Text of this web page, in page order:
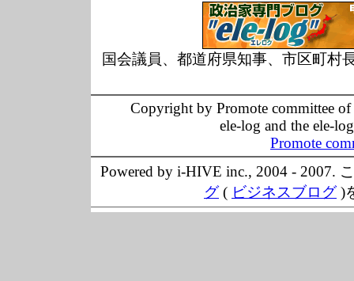
国会議員、都道府県知事、市区町村
Copyright by Promote committee
ele-log and the ele-
Promote
Powered by i-HIVE inc., 2004 - 2007.
グ( ビジネスブログ)